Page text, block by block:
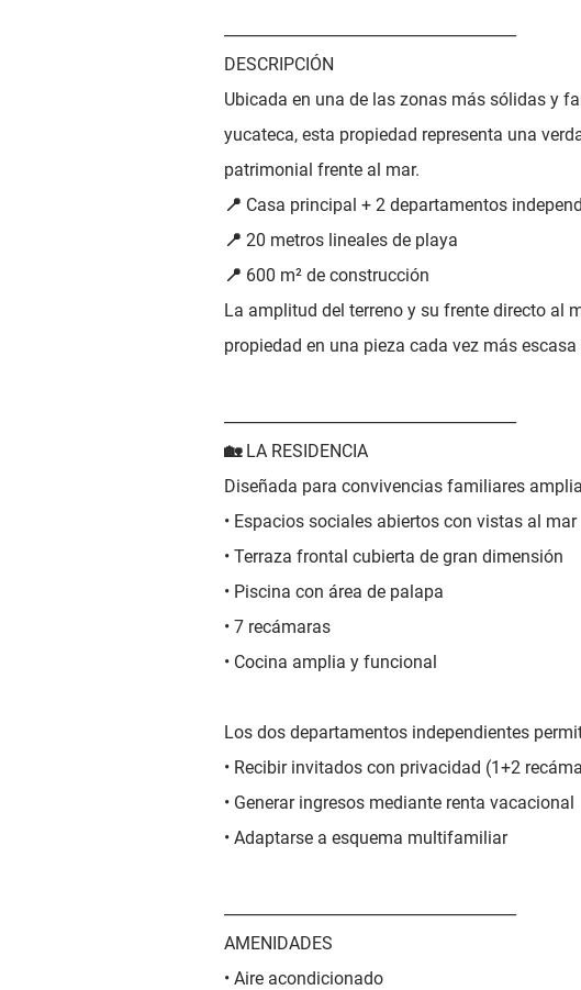
DESCRIPCIÓN
Ubicada en una de las zonas más sólidas y
yucateca, esta propiedad representa una
patrimonial frente al mar.
📍 Casa principal + 2 departamentos
📍 20 metros lineales de playa
📍 600 m² de construcción
La amplitud del terreno y su frente directo al
propiedad en una pieza cada vez más
🏡 LA RESIDENCIA
Diseñada para convivencias familiares
• Espacios sociales abiertos con vistas al mar
• Terraza frontal cubierta de gran dimensión
• Piscina con área de palapa
• 7 recámaras
• Cocina amplia y funcional
Los dos departamentos independientes
• Recibir invitados con privacidad (1+2
• Generar ingresos mediante renta vacacional
• Adaptarse a esquema multifamiliar
AMENIDADES
• Aire acondicionado